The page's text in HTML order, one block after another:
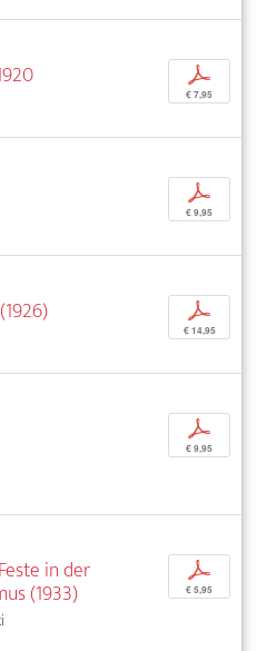
p
€ 7,95
p
€ 9,95
p
€ 14,95
p
€ 9,95
in der
(1933)
p
€ 5,95